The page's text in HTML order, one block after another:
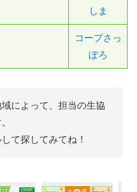
しま
コープさっ
ぽろ
によって、担当の生協
て探してみてね！